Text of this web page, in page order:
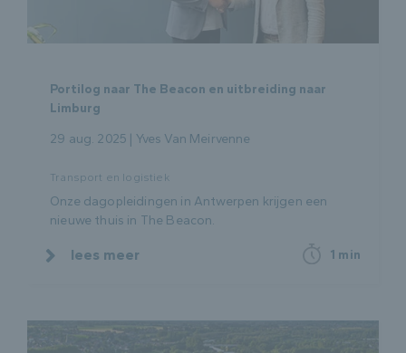
Portilog naar The Beacon en uitbreiding naar
Limburg
29 aug. 2025 | Yves Van Meirvenne
Transport en logistiek
Onze dagopleidingen in Antwerpen krijgen een
nieuwe thuis in The Beacon.
lees meer 1 min